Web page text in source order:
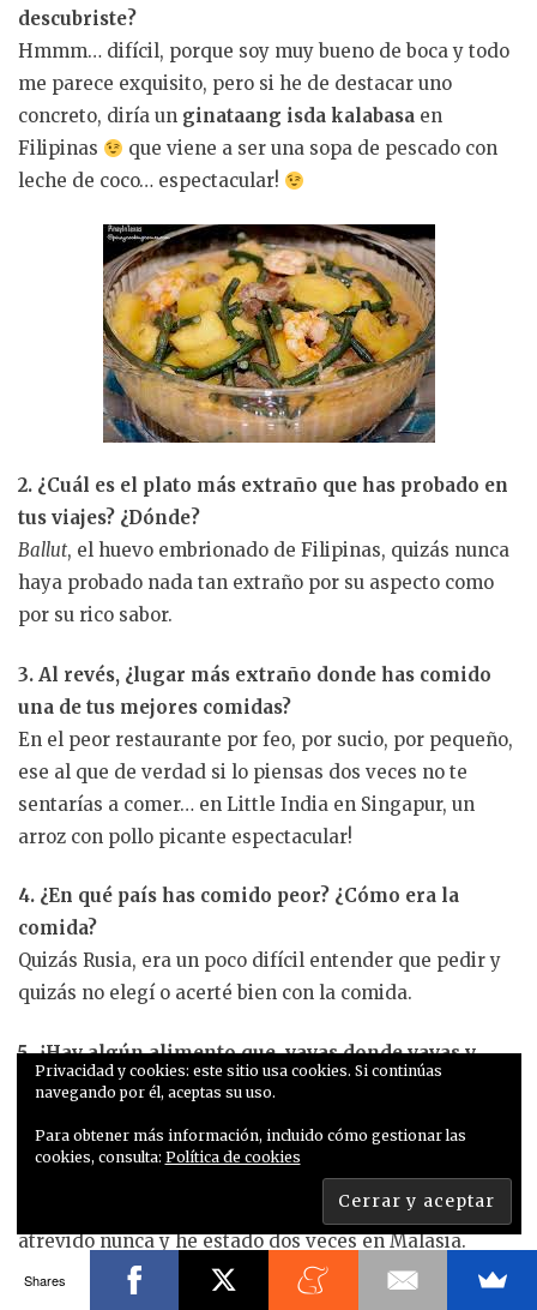
descubriste?
Hmmm… difícil, porque soy muy bueno de boca y todo
me parece exquisito, pero si he de destacar uno
concreto, diría un ginataang isda kalabasa en
Filipinas
que viene a ser una sopa de pescado con
leche de coco… espectacular!
2. ¿Cuál es el plato más extraño que has probado en
tus viajes? ¿Dónde?
Ballut, el huevo embrionado de Filipinas, quizás nunca
haya probado nada tan extraño por su aspecto como
por su rico sabor.
3. Al revés, ¿lugar más extraño donde has comido
una de tus mejores comidas?
En el peor restaurante por feo, por sucio, por pequeño,
ese al que de verdad si lo piensas dos veces no te
sentarías a comer… en Little India en Singapur, un
arroz con pollo picante espectacular!
4. ¿En qué país has comido peor? ¿Cómo era la
comida?
Quizás Rusia, era un poco difícil entender que pedir y
quizás no elegí o acerté bien con la comida.
5. ¿Hay algún alimento que, vayas donde vayas y
hagas lo que hagas, nunca falte en tu mochila?
6. Ese plato que nunca te atreviste a probar…
Rana o Sapo en Kuala Lumpur, que va… no me he
atrevido nunca y he estado dos veces en Malasia.
7. ¿Qué comida echas más de menos de tu ciudad
Privacidad y cookies: este sitio usa cookies. Si continúas
navegando por él, aceptas su uso.
Para obtener más información, incluido cómo gestionar las
cookies, consulta: Política de cookies
Shares